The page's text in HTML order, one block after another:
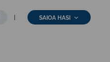
SAIOA HASI